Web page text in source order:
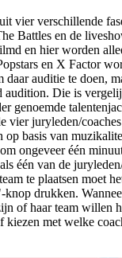
vier verschillende
Battles en de
en hier worden
en X Factor
daar auditie te doen,
audition. Die is
genoemde
vier juryleden/
op basis van
ongeveer één
één van de
te plaatsen moet
drukken.
of haar team willen
kiezen met welke